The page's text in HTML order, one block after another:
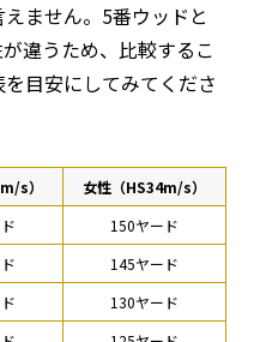
ません。5番ウッドと
違うため、比較するこ
目安にしてみてくださ
s）
女性（HS34m/s）
150ヤード
145ヤード
130ヤード